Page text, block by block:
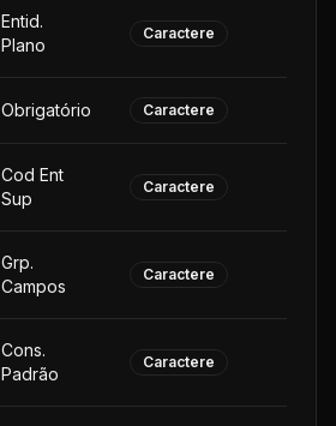
Entid.
Plano
Caractere
Obrigatório Caractere
Cod Ent
Sup
Caractere
Grp.
Campos
Caractere
Cons.
Padrão
Caractere